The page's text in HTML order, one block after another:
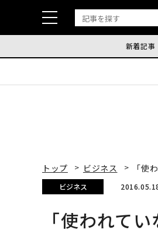
新着記事
トップ ビジネス 「使
ビジネス
「使われて